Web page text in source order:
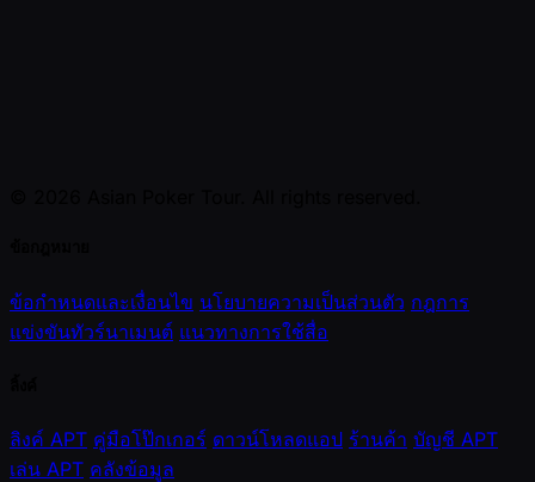
ข้อกำหนดและเงื่อนไข นโยบายความเป็นส่วนตัว กฎการ
แข่งขันทัวร์นาเมนต์ แนวทางการใช้สื่อ
ลิงค์ APT คู่มือโป๊กเกอร์ ดาวน์โหลดแอป ร้านค้า บัญชี APT
เล่น APT คลังข้อมูล